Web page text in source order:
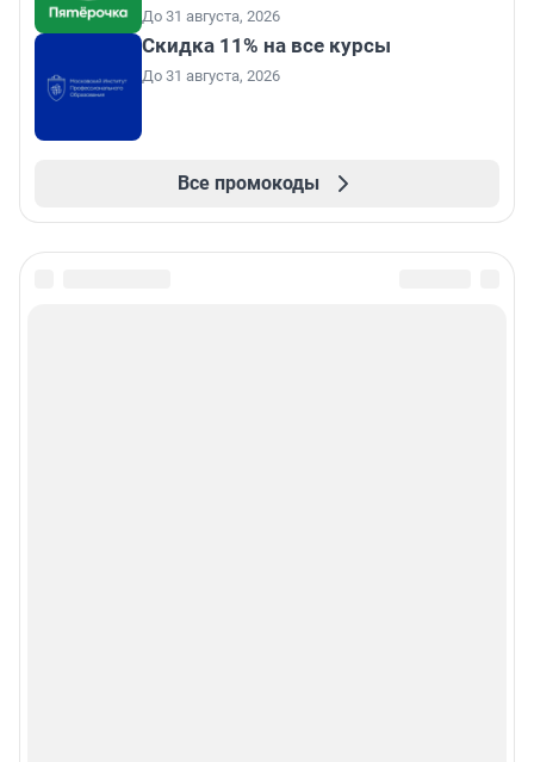
До 31 августа, 2026
Скидка 11% на все курсы
До 31 августа, 2026
Все промокоды